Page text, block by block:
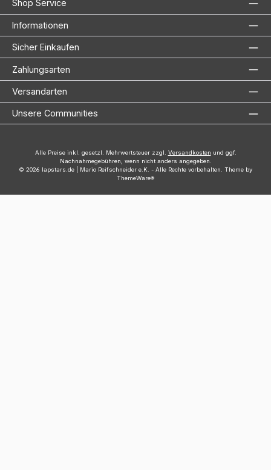
Shop Service
Informationen
Sicher Einkaufen
Zahlungsarten
Versandarten
Unsere Communities
Alle Preise inkl. gesetzl. Mehrwertsteuer zzgl. Versandkosten und ggf.
Nachnahmegebühren, wenn nicht anders angegeben.
© 2026 lapstars.de | Mario Reifschneider e.K. - Alle Rechte vorbehalten. Theme by
ThemeWare®